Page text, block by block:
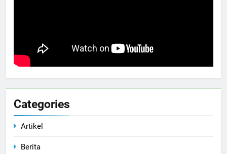
Categories
Artikel
Berita